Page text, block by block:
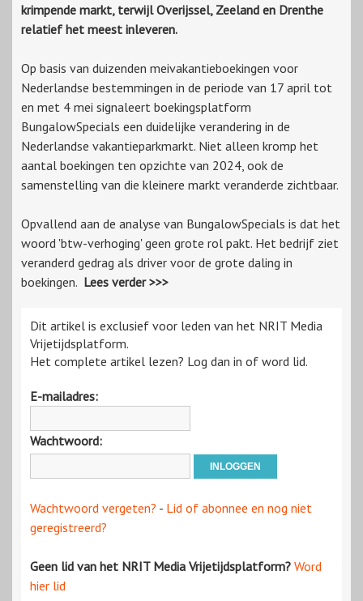
krimpende markt, terwijl Overijssel, Zeeland en Drenthe
relatief het meest inleveren.
Op basis van duizenden meivakantieboekingen voor
Nederlandse bestemmingen in de periode van 17 april tot
en met 4 mei signaleert boekingsplatform
BungalowSpecials een duidelijke verandering in de
Nederlandse vakantieparkmarkt. Niet alleen kromp het
aantal boekingen ten opzichte van 2024, ook de
samenstelling van die kleinere markt veranderde zichtbaar.
Opvallend aan de analyse van BungalowSpecials is dat het
woord 'btw-verhoging' geen grote rol pakt. Het bedrijf ziet
veranderd gedrag als driver voor de grote daling in
boekingen. Lees verder >>>
Dit artikel is exclusief voor leden van het NRIT Media
Vrijetijdsplatform.
Het complete artikel lezen? Log dan in of word lid.
E-mailadres:
Wachtwoord:
Wachtwoord vergeten? - Lid of abonnee en nog niet
geregistreerd?
Geen lid van het NRIT Media Vrijetijdsplatform? Word
hier lid